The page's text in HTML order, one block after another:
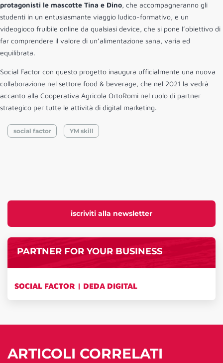
iscriviti alla newsletter
PARTNER FOR YOUR BUSINESS
SOCIAL FACTOR | DEDA DIGITAL
protagonisti le mascotte Tina e Dino, che accompagneranno gli
studenti in un entusiasmante viaggio ludico-formativo, e ​un
videogioco fruibile online da qualsiasi device,​ che si pone l’obiettivo di
far comprendere il valore di un’alimentazione sana, varia ed
equilibrata.
Social Factor con questo progetto inaugura ufficialmente una n​uova
collaborazione nel settore food & beverage,​ che nel ​2021 ​la vedrà
accanto alla Cooperativa Agricola OrtoRomi nel ruolo di p​artner
strategico per tutte le attività di digital marketing​.
social factor YM skill
ARTICOLI CORRELATI